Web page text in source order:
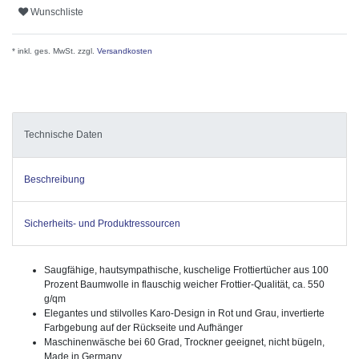
Wunschliste
* inkl. ges. MwSt. zzgl. Versandkosten
Technische Daten
Beschreibung
Sicherheits- und Produktressourcen
Saugfähige, hautsympathische, kuschelige Frottiertücher aus 100
Prozent Baumwolle in flauschig weicher Frottier-Qualität, ca. 550
g/qm
Elegantes und stilvolles Karo-Design in Rot und Grau, invertierte
Farbgebung auf der Rückseite und Aufhänger
Maschinenwäsche bei 60 Grad, Trockner geeignet, nicht bügeln,